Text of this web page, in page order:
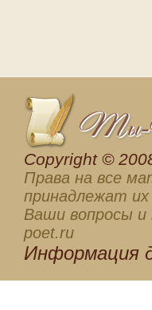
Сopyright ©
Права на все
принадлежат
Ваши вопросы и
poet.ru
Информация